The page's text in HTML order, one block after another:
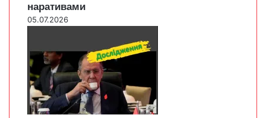
наративами
05.07.2026